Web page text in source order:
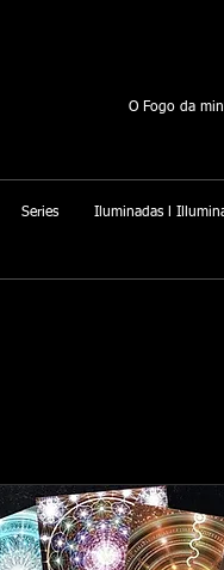
O Fogo da
Series Iluminadas l